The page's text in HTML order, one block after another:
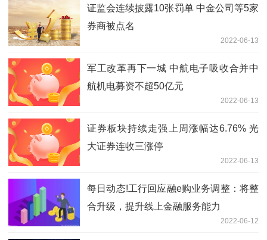
证监会连续披露10张罚单 中金公司等5家
券商被点名
2022-06-13
军工改革再下一城 中航电子吸收合并中
航机电募资不超50亿元
2022-06-13
证券板块持续走强上周涨幅达6.76% 光
大证券连收三涨停
2022-06-13
每日动态!工行回应融e购业务调整：将整
合升级，提升线上金融服务能力
2022-06-12